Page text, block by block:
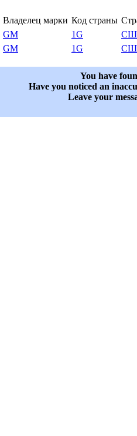
Владелец марки Код страны
GM 1G
GM 1G
You have
Have you noticed an
Leave your